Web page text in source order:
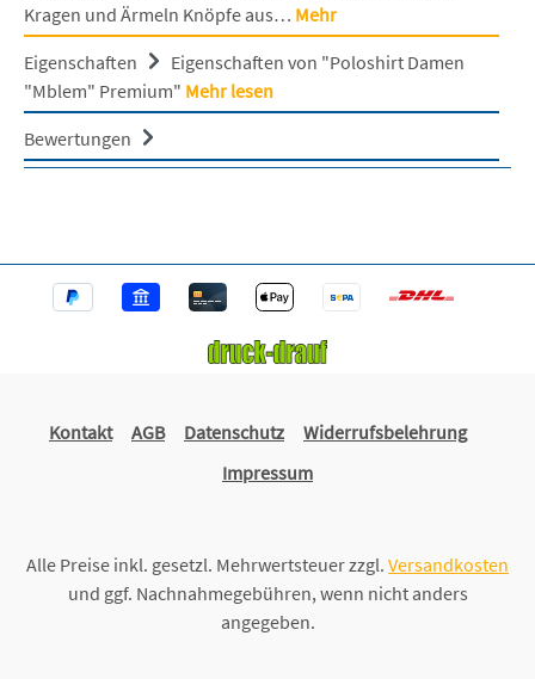
Kragen und Ärmeln Knöpfe aus… Mehr
Eigenschaften
Eigenschaften von "Poloshirt Damen
"Mblem" Premium" Mehr lesen
Bewertungen
Kontakt AGB Datenschutz
Widerrufsbelehrung
Impressum
Alle Preise inkl. gesetzl. Mehrwertsteuer zzgl. Versandkosten
und ggf. Nachnahmegebühren, wenn nicht anders
angegeben.